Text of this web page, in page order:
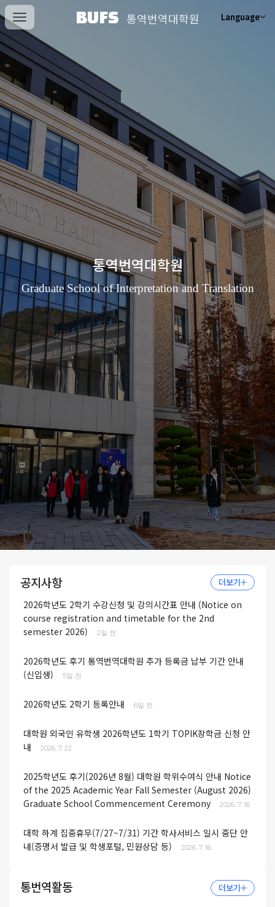
BUFS 통역번역대학원 Language
통역번역대학원
Graduate School of Interpretation and Translation
공지사항 더보기
2026학년도 2학기 수강신청 및 강의시간표 안내 (Notice on
course registration and timetable for the 2nd
semester 2026)
2일 전
2026학년도 후기 통역번역대학원 추가 등록금 납부 기간 안내
(신입생)
5일 전
2026학년도 2학기 등록안내 6일 전
대학원 외국인 유학생 2026학년도 1학기 TOPIK장학금 신청 안
내
2026. 7. 22
2025학년도 후기(2026년 8월) 대학원 학위수여식 안내 Notice
of the 2025 Academic Year Fall Semester (August 2026)
Graduate School Commencement Ceremony
2026. 7. 16
대학 하계 집중휴무(7/27~7/31) 기간 학사서비스 일시 중단 안
내(증명서 발급 및 학생포털, 민원상담 등)
2026. 7. 16
더보기
통번역활동